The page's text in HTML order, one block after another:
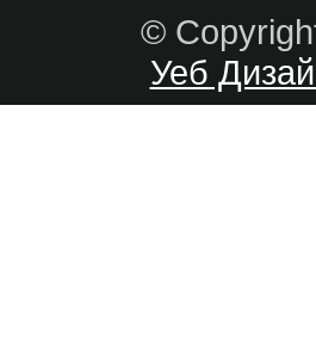
©
Уеб